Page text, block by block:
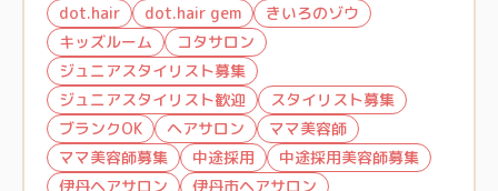
dot.hair dot.hair gem
きいろのゾウ
キッズルーム
コタサロン
ジュニアスタイリスト募集
ジュニアスタイリスト歓迎
スタイリスト募集
ブランクOK
ヘアサロン
ママ美容師
ママ美容師募集
中途採用
中途採用美容師募集
伊丹ヘアサロン
伊丹市ヘアサロン